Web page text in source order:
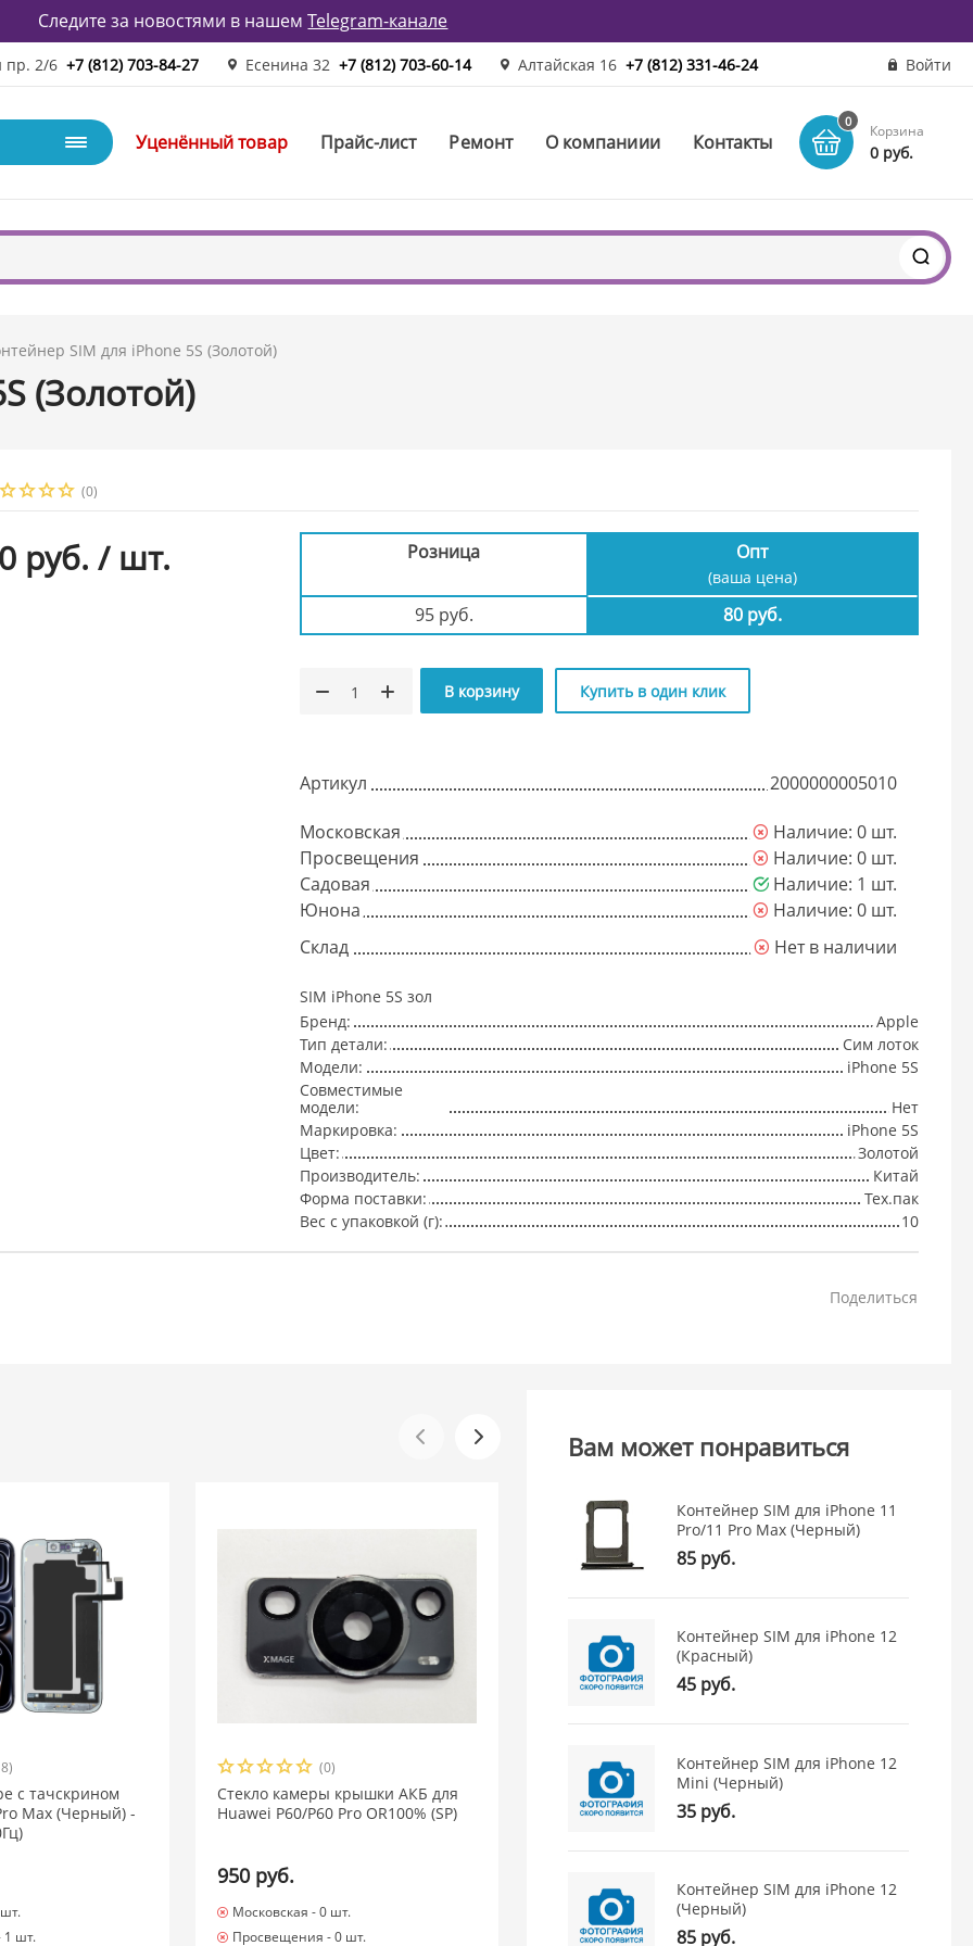
Следите за новостями в нашемTelegram-канале
пр. 2/6 +7 (812) 703-84-27 Есенина 32 +7 (812) 703-60-14 Алтайская 16 +7 (812) 331-46-24 Войти
Уценённый товар Прайс-лист Ремонт О компаниии Контакты
0
Корзина
0 руб.
SIM для iPhone 5S (Золотой)
(Золотой)
(0)
руб. / шт. Розница Опт
(ваша цена)
95 руб. 80 руб.
В корзину Купить в один клик
Артикул 2000000005010
Московская
Наличие: 0 шт.
Просвещения
Наличие: 0 шт.
Садовая
Наличие: 1 шт.
Юнона
Наличие: 0 шт.
Склад
Нет в наличии
SIM iPhone 5S зол
Бренд:
Apple
Тип детали:
Сим лоток
Модели:
iPhone 5S
Совместимые
модели:
Нет
Маркировка:
iPhone 5S
Цвет:
Золотой
Производитель:
Китай
Форма поставки:
Тех.пак
Вес с упаковкой (г):
10
Поделиться
с тачскрином
Max (Черный) -
1 шт.
(0)
Стекло камеры крышки АКБ для
Huawei P60/P60 Pro OR100% (SP)
950 руб.
Московская -0 шт.
Просвещения -0 шт.
Аккумулятор для Xiaomi BN5C
(Poco M4 Pro/Note 11S) - OR
Московская -
0 шт.
Просвещения -
0 шт.
Вам может понравиться
Контейнер SIM для iPhone 11
Pro/11 Pro Max (Черный)
85 руб.
Контейнер SIM для iPhone 12
(Красный)
45 руб.
Контейнер SIM для iPhone 12
Mini (Черный)
35 руб.
Контейнер SIM для iPhone 12
(Черный)
85 руб.